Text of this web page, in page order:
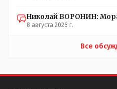
Николай ВОРОНИН:
8 августа 2026 г.
Все